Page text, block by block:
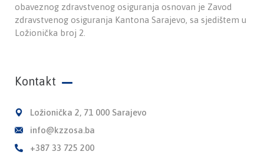
obaveznog zdravstvenog osiguranja osnovan je Zavod
zdravstvenog osiguranja Kantona Sarajevo, sa sjedištem u
Ložionička broj 2.
Kontakt
Ložionička 2, 71 000 Sarajevo
info@kzzosa.ba
+387 33 725 200